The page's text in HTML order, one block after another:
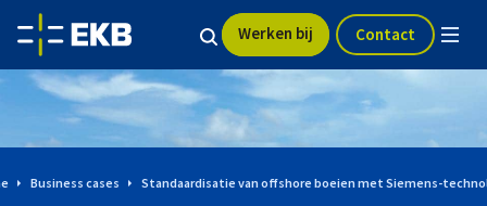
Werken bij Contact
Business cases Standaardisatie van offshore boeien met Siemens-